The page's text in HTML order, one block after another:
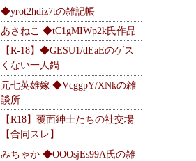
◆yrot2hdiz7tの雑記帳
あさねこ ◆tC1gMIWp2k氏作品
【R-18】◆GESU1/dEaEのゲス
くない一人鍋
元七英雄嫁 ◆VcggpY/XNkの雑
談所
【R18】覆面紳士たちの社交場
【合同スレ】
みちゃか ◆OOOsjEs99A氏の雑